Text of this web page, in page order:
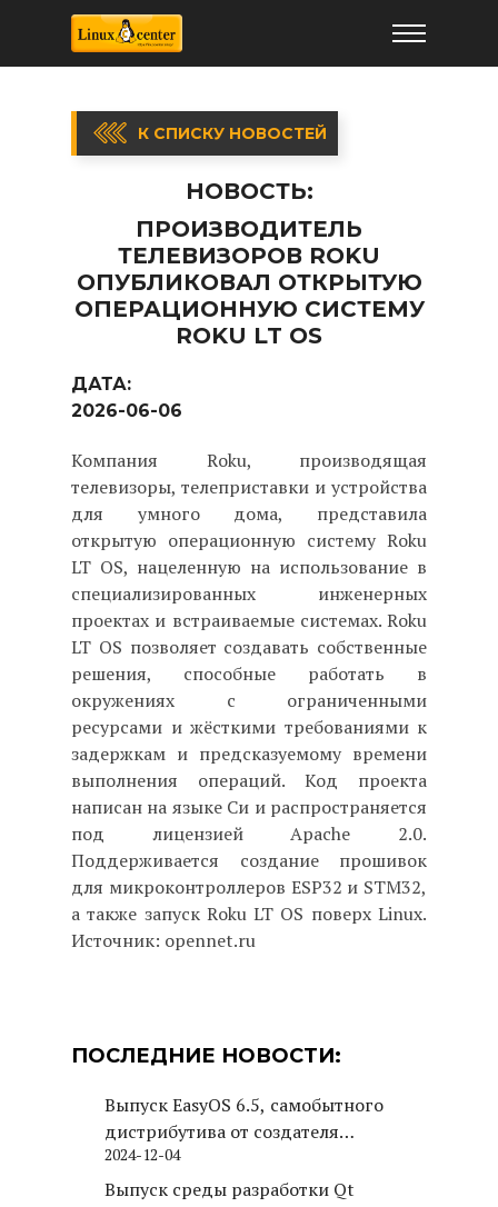
К СПИСКУ НОВОСТЕЙ
НОВОСТЬ:
ПРОИЗВОДИТЕЛЬ
ТЕЛЕВИЗОРОВ ROKU
ОПУБЛИКОВАЛ ОТКРЫТУЮ
ОПЕРАЦИОННУЮ СИСТЕМУ
ROKU LT OS
ДАТА:
2026-06-06
Компания Roku, производящая
телевизоры, телеприставки и устройства
для умного дома, представила
открытую операционную систему Roku
LT OS, нацеленную на использование в
специализированных инженерных
проектах и встраиваемые системах. Roku
LT OS позволяет создавать собственные
решения, способные работать в
окружениях с ограниченными
ресурсами и жёсткими требованиями к
задержкам и предсказуемому времени
выполнения операций. Код проекта
написан на языке Си и распространяется
под лицензией Apache 2.0.
Поддерживается создание прошивок
для микроконтроллеров ESP32 и STM32,
а также запуск Roku LT OS поверх Linux.
Источник: opennet.ru
ПОСЛЕДНИЕ НОВОСТИ:
Выпуск EasyOS 6.5, самобытного
дистрибутива от создателя
Puppy Linux
2024-12-04
Выпуск среды разработки Qt